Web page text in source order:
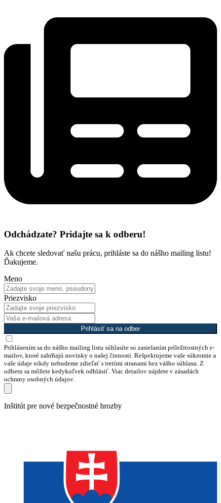
Odchádzate? Pridajte sa k odberu!
Ak chcete sledovať našu prácu, prihláste sa do nášho mailing listu!
Ďakujeme.
Meno
Priezvisko
Prihlásiť sa na odber
Prihlásením sa do nášho mailing listu súhlasíte so zasielaním príležitostných e-
mailov, ktoré zahŕňajú novinky o našej činnosti. Rešpektujeme vaše súkromie a
vaše údaje nikdy nebudeme zdieľať s tretími stranami bez vášho súhlasu. Z
odberu sa môžete kedykoľvek odhlásiť. Viac detailov nájdete v zásadách
ochrany osobných údajov.
na
Inštitút pre nové bezpečnostné hrozby